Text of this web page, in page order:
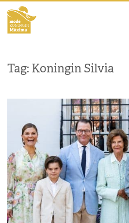
Tag: Koningin Silvia